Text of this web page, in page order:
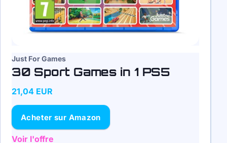
Just For Games
30 Sport Games in 1 PS5
21,04 EUR
Acheter sur Amazon
Voir l'offre